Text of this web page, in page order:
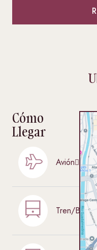
Cómo
Llegar
Avión
Tren/Bus